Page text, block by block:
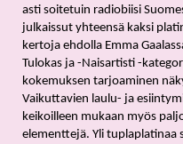
asti soitetuin radiobiisi
julkaissut yhteensä kaksi
kertoja ehdolla Emma
Tulokas ja -Naisartisti -
kokemuksen tarjoaminen
Vaikuttavien laulu- ja
keikoilleen mukaan myös
elementtejä. Yli tuplaplatinaa